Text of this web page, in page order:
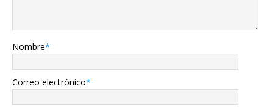
Nombre*
Correo electrónico*